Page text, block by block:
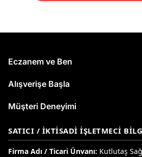
Eczanem ve Ben
Alışverişe Başla
Müşteri Deneyimi
SATICI / İKTISADI İŞLETMECI
Firma Adı / Ticari Ünvanı: Kutlutaş